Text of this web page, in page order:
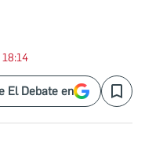
El Debate en Save